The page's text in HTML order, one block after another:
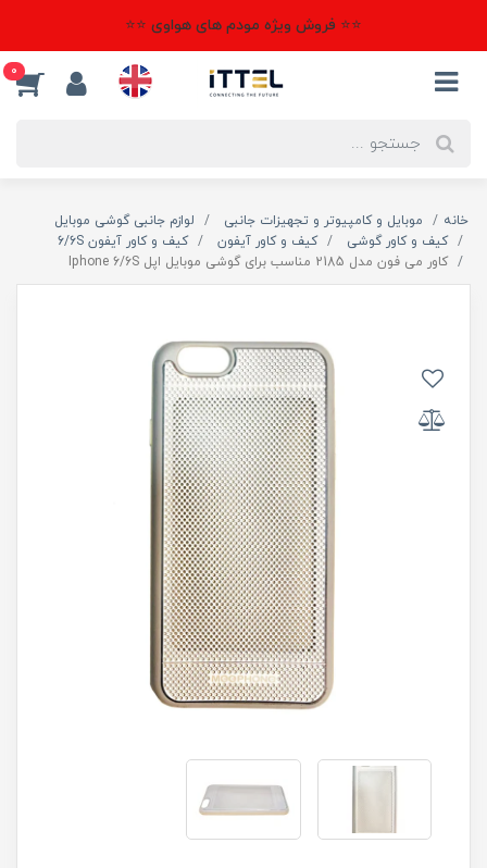
⭐⭐ فروش ویژه مودم های هواوی ⭐⭐
0
خانه موبایل و کامپیوتر و تجهیزات جانبی
لوازم جانبی گوشی موبایل
کیف و کاور گوشی
کیف و کاور آیفون
کیف و کاور آیفون 6/6S
کاور می فون مدل 2185 مناسب برای گوشی موبایل اپل Iphone 6/6S